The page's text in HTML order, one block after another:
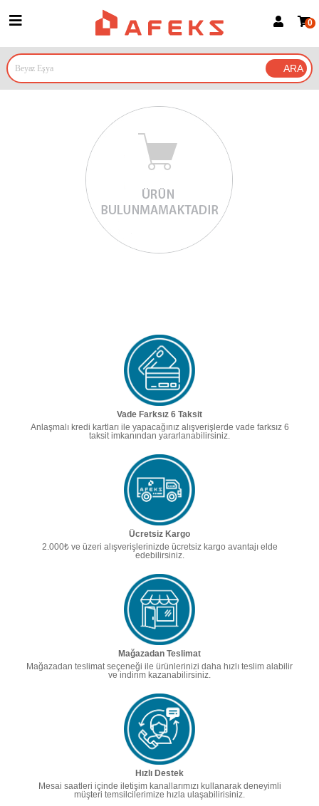
Google İle Bağlan
0
Vade Farksız 6 Taksit
Anlaşmalı kredi kartları ile yapacağınız alışverişlerde vade farksız 6
taksit imkanından yararlanabilirsiniz.
Ücretsiz Kargo
2.000₺ ve üzeri alışverişlerinizde ücretsiz kargo avantajı elde
edebilirsiniz.
Mağazadan Teslimat
Mağazadan teslimat seçeneği ile ürünlerinizi daha hızlı teslim alabilir
ve indirim kazanabilirsiniz.
Hızlı Destek
Mesai saatleri içinde iletişim kanallarımızı kullanarak deneyimli
müşteri temsilcilerimize hızla ulaşabilirisiniz.